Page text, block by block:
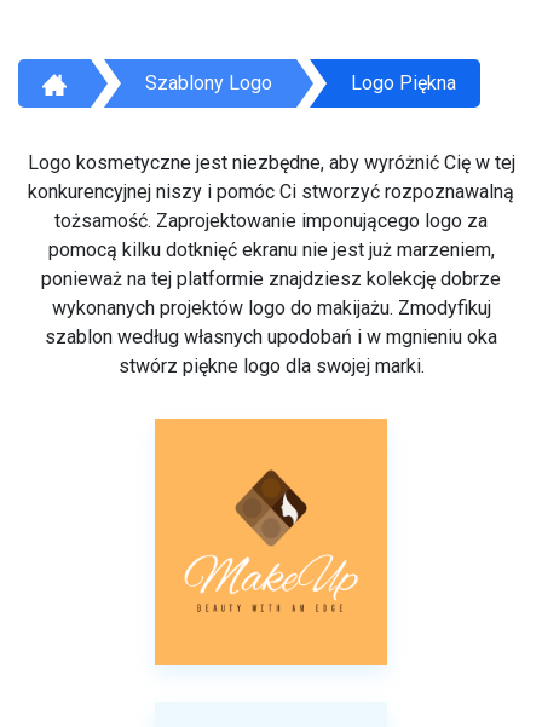
Szablony Logo Logo Piękna
Logo kosmetyczne jest niezbędne, aby wyróżnić Cię w tej
konkurencyjnej niszy i pomóc Ci stworzyć rozpoznawalną
tożsamość. Zaprojektowanie imponującego logo za
pomocą kilku dotknięć ekranu nie jest już marzeniem,
ponieważ na tej platformie znajdziesz kolekcję dobrze
wykonanych projektów logo do makijażu. Zmodyfikuj
szablon według własnych upodobań i w mgnieniu oka
stwórz piękne logo dla swojej marki.